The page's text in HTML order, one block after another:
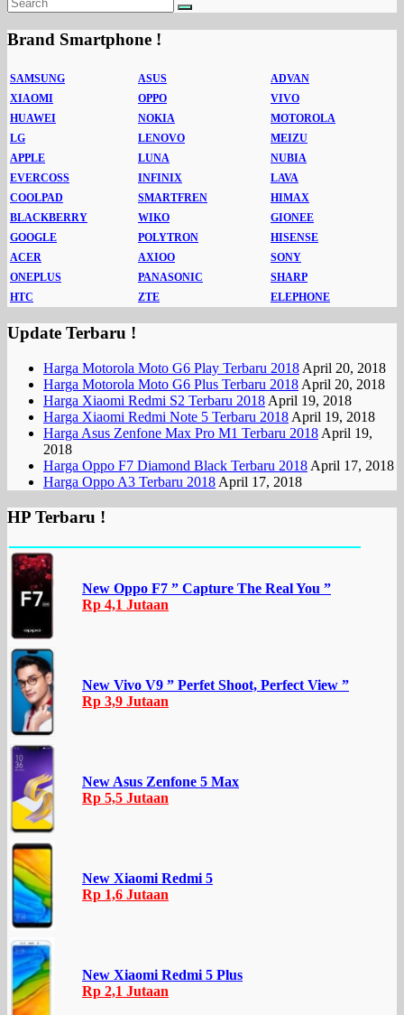
Brand Smartphone !
SAMSUNG ASUS
ADVAN
XIAOMI
OPPO
VIVO
HUAWEI
NOKIA
MOTOROLA
LG
LENOVO
MEIZU
APPLE
LUNA
NUBIA
EVERCOSS
INFINIX
LAVA
COOLPAD
SMARTFREN
HIMAX
BLACKBERRY
WIKO
GIONEE
GOOGLE
POLYTRON
HISENSE
ACER
AXIOO
SONY
ONEPLUS
PANASONIC
SHARP
HTC
ZTE ELEPHONE
Update Terbaru !
Harga Motorola Moto G6 Play Terbaru 2018 April 20, 2018
Harga Motorola Moto G6 Plus Terbaru 2018 April 20, 2018
Harga Xiaomi Redmi S2 Terbaru 2018 April 19, 2018
Harga Xiaomi Redmi Note 5 Terbaru 2018 April 19, 2018
Harga Asus Zenfone Max Pro M1 Terbaru 2018 April 19,
2018
Harga Oppo F7 Diamond Black Terbaru 2018 April 17, 2018
Harga Oppo A3 Terbaru 2018 April 17, 2018
HP Terbaru !
New Oppo F7 ” Capture The Real You ”
Rp 4,1 Jutaan
New Vivo V9 ” Perfet Shoot, Perfect View ”
Rp 3,9 Jutaan
New Asus Zenfone 5 Max
Rp 5,5 Jutaan
New Xiaomi Redmi 5
Rp 1,6 Jutaan
New Xiaomi Redmi 5 Plus
Rp 2,1 Jutaan